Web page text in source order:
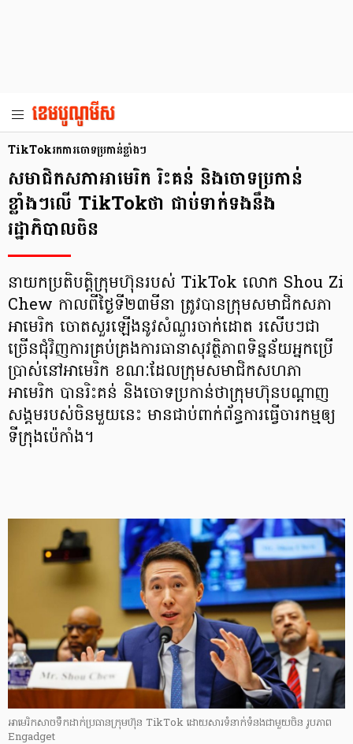
TikTokរកការចោទប្រកាន់ខ្លាំងៗ
សមាជិកសភាអាមេរិក រិះគន់ និងចោទប្រកាន់
ខ្លាំងៗលើ TikTokថា ជាប់ទាក់ទងនឹង
រដ្ឋាភិបាលចិន
នាយកប្រតិបត្តិក្រុមហ៊ុនរបស់ TikTok លោក Shou Zi
Chew កាលពីថ្ងៃទី២៣មីនា ត្រូវបានក្រុមសមាជិកសភា
អាមេរិក ចោតសួរឡើងនូវសំណួរចាក់ដោត រសើបៗជា
ច្រើនជុំវិញការគ្រប់គ្រងការធានាសុវត្ថិភាពទិន្នន័យអ្នកប្រើ
ប្រាស់នៅអាមេរិក ខណៈដែលក្រុមសមាជិកសហភា
អាមេរិក បានរិះគន់ និងចោទប្រកាន់ថាក្រុមហ៊ុនបណ្ដាញ
សង្គមរបស់ចិនមួយនេះ មានជាប់ពាក់ព័ន្ធការធ្វើចារកម្មឲ្យ
ទីក្រុងប៉េកាំង។
អាមេរិកសាចទឹកដាក់ប្រធានក្រុមហ៊ុន TikTok ដោយសារទំនាក់ទំនងជាមួយចិន រូបភាព
Engadget